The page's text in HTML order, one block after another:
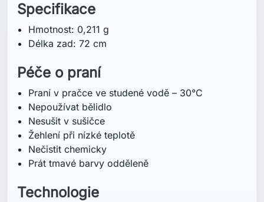
Specifikace
Hmotnost: 0,211 g
Délka zad: 72 cm
Péče o praní
Praní v pračce ve studené vodě – 30°C
Nepoužívat bělidlo
Nesušit v sušičce
Žehlení při nízké teplotě
Nečistit chemicky
Prát tmavé barvy odděleně
Technologie